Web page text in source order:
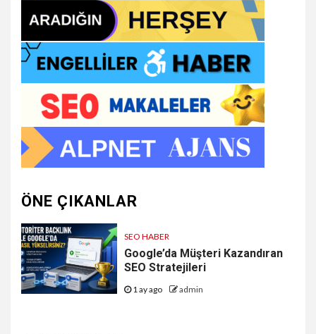
ÖNE ÇIKANLAR
SEO HABER
Google’da Müşteri Kazandıran
SEO Stratejileri
1 ay ago admin